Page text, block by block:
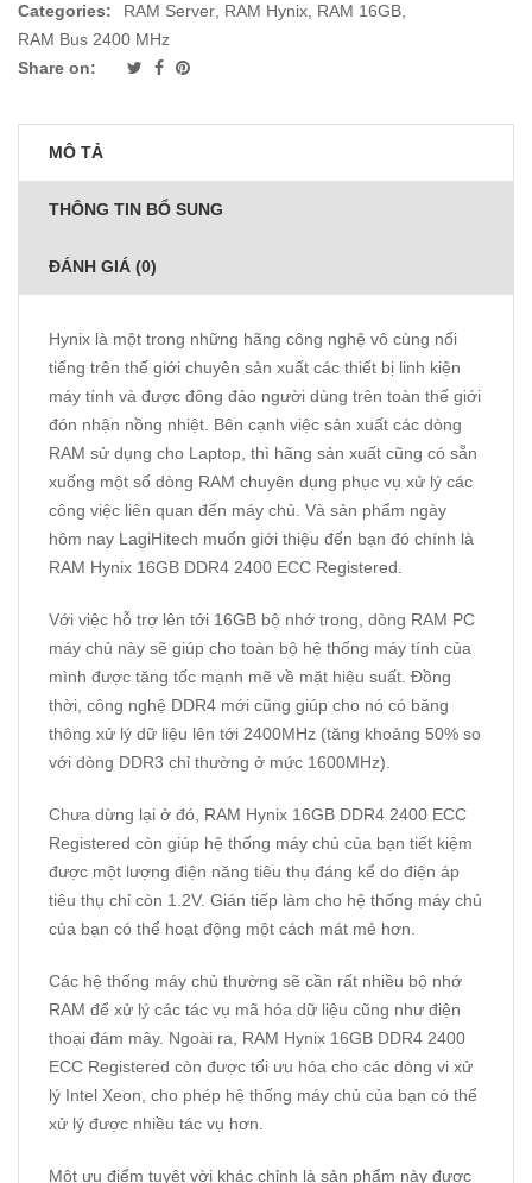
Categories: RAM Server, RAM Hynix, RAM 16GB,
RAM Bus 2400 MHz
Share on:
MÔ TẢ
THÔNG TIN BỔ SUNG
ĐÁNH GIÁ (0)
Hynix là một trong những hãng công nghệ vô cùng nổi
tiếng trên thế giới chuyên sản xuất các thiết bị linh kiện
máy tính và được đông đảo người dùng trên toàn thế giới
đón nhận nồng nhiệt. Bên cạnh việc sản xuất các dòng
RAM sử dụng cho Laptop, thì hãng sản xuất cũng có sẵn
xuống một số dòng RAM chuyên dụng phục vụ xử lý các
công việc liên quan đến máy chủ. Và sản phẩm ngày
hôm nay LagiHitech muốn giới thiệu đến bạn đó chính là
RAM Hynix 16GB DDR4 2400 ECC Registered.
Với việc hỗ trợ lên tới 16GB bộ nhớ trong, dòng RAM PC
máy chủ này sẽ giúp cho toàn bộ hệ thống máy tính của
mình được tăng tốc mạnh mẽ về mặt hiệu suất. Đồng
thời, công nghệ DDR4 mới cũng giúp cho nó có băng
thông xử lý dữ liệu lên tới 2400MHz (tăng khoảng 50% so
với dòng DDR3 chỉ thường ở mức 1600MHz).
Chưa dừng lại ở đó, RAM Hynix 16GB DDR4 2400 ECC
Registered còn giúp hệ thống máy chủ của bạn tiết kiệm
được một lượng điện năng tiêu thụ đáng kể do điện áp
tiêu thụ chỉ còn 1.2V. Gián tiếp làm cho hệ thống máy chủ
của bạn có thể hoạt động một cách mát mẻ hơn.
Các hệ thống máy chủ thường sẽ cần rất nhiều bộ nhớ
RAM để xử lý các tác vụ mã hóa dữ liệu cũng như điện
thoại đám mây. Ngoài ra, RAM Hynix 16GB DDR4 2400
ECC Registered còn được tối ưu hóa cho các dòng vi xử
lý Intel Xeon, cho phép hệ thống máy chủ của bạn có thể
xử lý được nhiều tác vụ hơn.
Một ưu điểm tuyệt vời khác chỉnh là sản phẩm này được